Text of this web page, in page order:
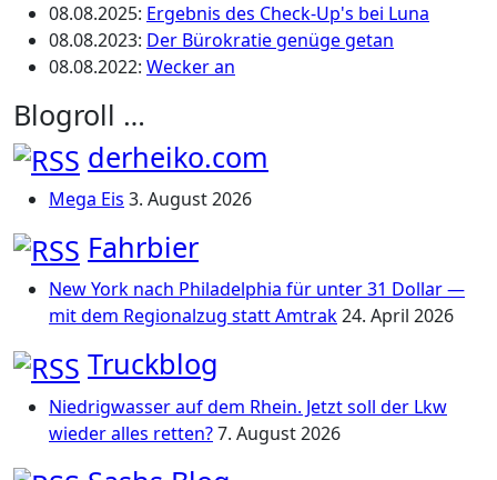
08.08.2025: Ergebnis des Check-Up's bei Luna
08.08.2023: Der Bürokratie genüge getan
08.08.2022: Wecker an
Blogroll …
derheiko.com
Mega Eis 3. August 2026
Fahrbier
New York nach Philadelphia für unter 31 Dollar —
mit dem Regionalzug statt Amtrak24. April 2026
Truckblog
Niedrigwasser auf dem Rhein. Jetzt soll der Lkw
wieder alles retten?7. August 2026